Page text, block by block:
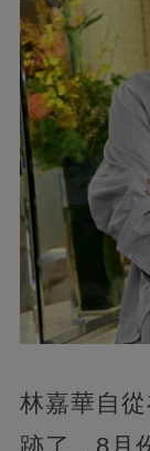
林嘉華自